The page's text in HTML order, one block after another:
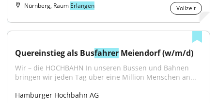
Nürnberg, Raum Erlangen Vollzeit
Quereinstieg als Busfahrer Meiendorf (w/m/d)
Wir – die HOCHBAHN In unseren Bussen und Bahnen
bringen wir jeden Tag über eine Million Menschen an...
Hamburger Hochbahn AG